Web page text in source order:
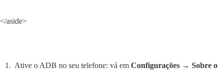
</aside>
Ative o ADB no seu telefone: vá em Configurações → Sobre o